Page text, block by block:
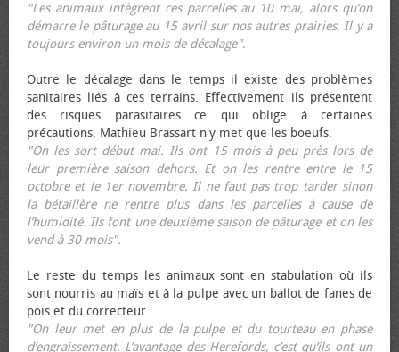
"Les animaux intègrent ces parcelles au 10 mai, alors qu’on
démarre le pâturage au 15 avril sur nos autres prairies. Il y a
toujours environ un mois de décalage".
Outre le décalage dans le temps il existe des problèmes
sanitaires liés à ces terrains. Effectivement ils présentent
des risques parasitaires ce qui oblige à certaines
précautions. Mathieu Brassart n'y met que les bœufs.
"On les sort début mai. Ils ont 15 mois à peu près lors de
leur première saison dehors. Et on les rentre entre le 15
octobre et le 1er novembre. Il ne faut pas trop tarder sinon
la bétaillère ne rentre plus dans les parcelles à cause de
l’humidité. Ils font une deuxième saison de pâturage et on les
vend à 30 mois".
Le reste du temps les animaux sont en stabulation où ils
sont nourris au maïs et à la pulpe avec un ballot de fanes de
pois et du correcteur.
"On leur met en plus de la pulpe et du tourteau en phase
d’engraissement. L’avantage des Herefords, c’est qu’ils ont un